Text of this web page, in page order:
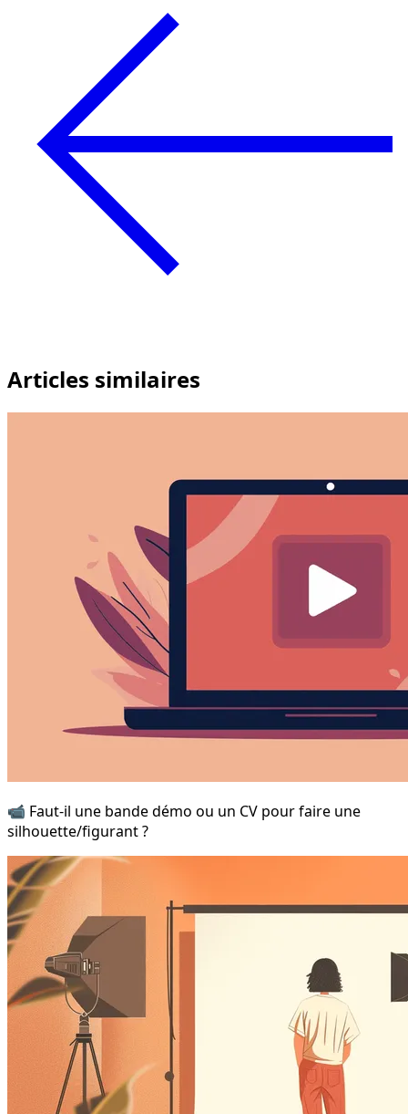
Articles similaires
📹 Faut-il une bande démo ou un CV pour faire une
silhouette/figurant ?